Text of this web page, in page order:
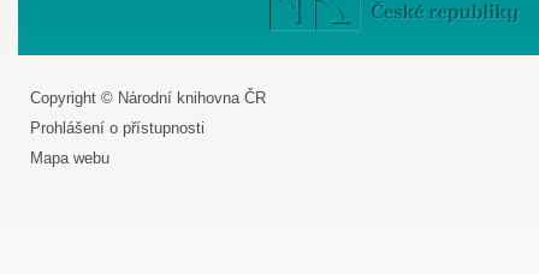
Copyright © Národní knihovna ČR
Prohlášení o přístupnosti
Mapa webu